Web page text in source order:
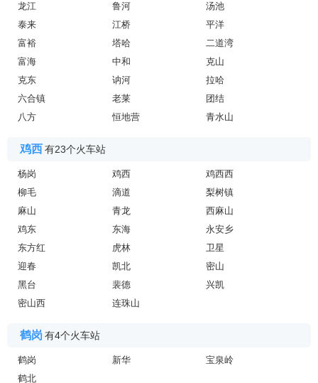
龙江
鲁河
汤池
泰来
江桥
平洋
富裕
塔哈
二道湾
富海
中和
克山
克东
讷河
拉哈
六合镇
老莱
团结
八方
恒地营 青水山
鸡西有23个火车站
杨岗 鸡西
鸡西西
柳毛
滴道
梨树镇
麻山
青龙
西麻山
鸡东
东海
永安乡
东方红
虎林
卫星
迎春
凯北
密山
黑台
裴德
兴凯
密山西
连珠山
鹤岗有4个火车站
鹤岗 新华
宝泉岭
鹤北